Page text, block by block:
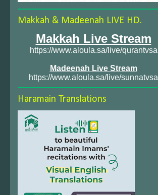
Makkah & Madeenah LIVE HD.
Makkah Live Stream
https://www.aloula.sa/live/qurantvsa
Madeenah Live Stream
https://www.aloula.sa/live/sunnatvsa
Haramain Translations